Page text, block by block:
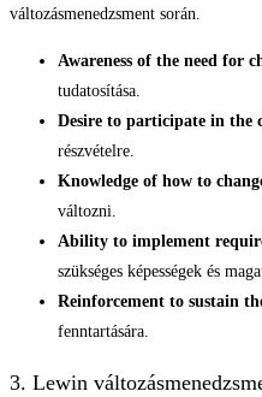
változásmenedzsment során.
Awareness of the need for
tudatosítása.
Desire to participate in the
részvételre.
Knowledge of how to
változni.
Ability to implement
szükséges képességek és
Reinforcement to sustain
fenntartására.
3. Lewin